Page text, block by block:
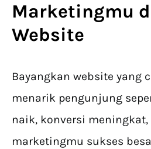
Marketingmu
Website
Bayangkan website yang
menarik pengunjung
naik, konversi
marketingmu sukses